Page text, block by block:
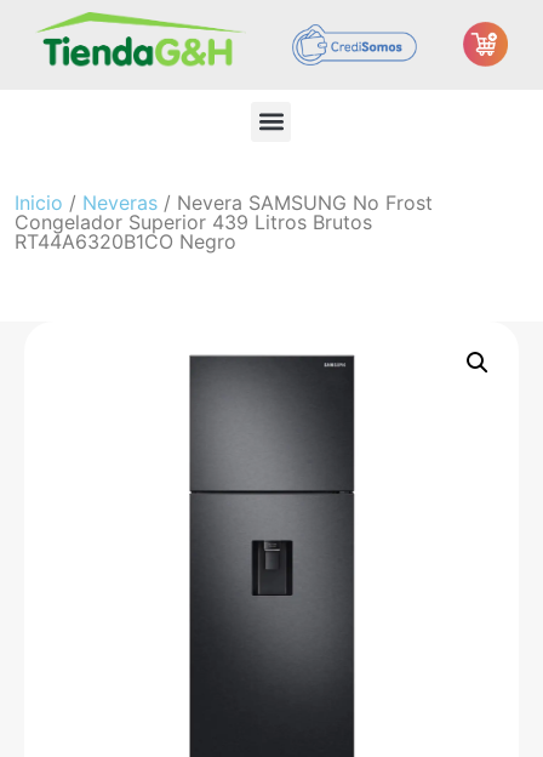
Inicio / Neveras / Nevera SAMSUNG No Frost
Congelador Superior 439 Litros Brutos
RT44A6320B1CO Negro